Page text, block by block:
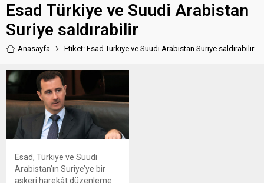
Esad Türkiye ve Suudi Arabistan
Suriye saldırabilir
Anasayfa Etiket: Esad Türkiye ve Suudi Arabistan Suriye saldırabilir
Esad, Türkiye ve Suudi
Arabistan’ın Suriye’ye bir
askeri harekât düzenleme